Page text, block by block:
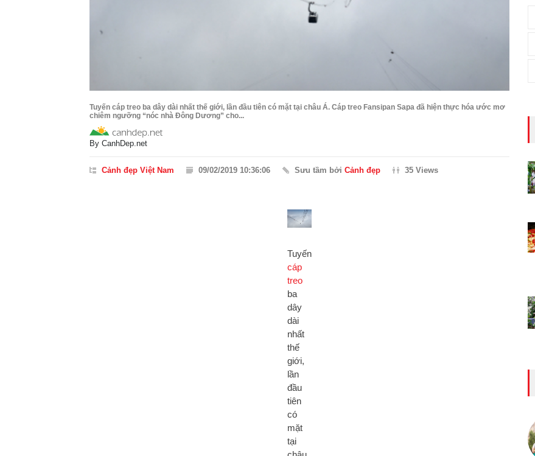
Tuyến cáp treo ba dây dài nhất thế giới, lần đầu tiên có mặt tại châu Á. Cáp treo Fansipan Sapa đã hiện thực hóa ước mơ
chiêm ngưỡng “nóc nhà Đông Dương” cho...
By CanhDep.net
Cảnh đẹp Việt Nam 09/02/2019 10:36:06 Sưu tầm bởi Cảnh đẹp 35 Views
Tuyến
cáp
treo
ba
dây
dài
nhất
thế
giới,
lần
đầu
tiên
có
mặt
tại